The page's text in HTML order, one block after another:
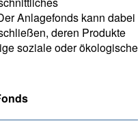
Anlagefonds kann dabei
deren Produkte
soziale oder ökologische